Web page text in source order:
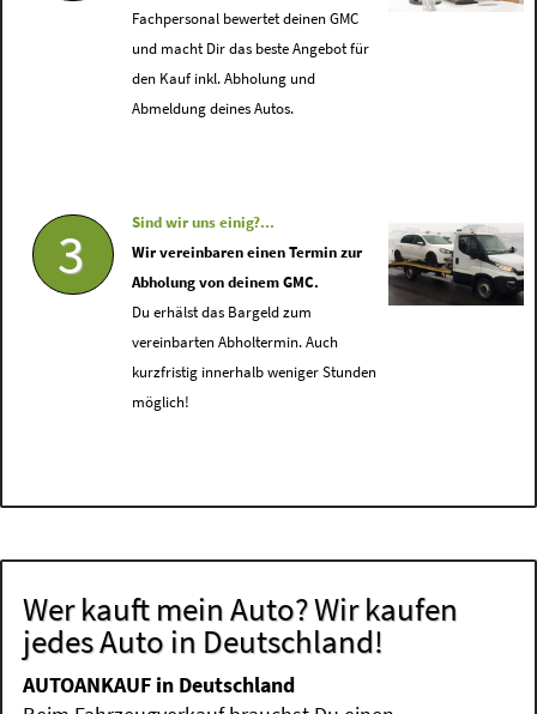
Fachpersonal bewertet deinen GMC
und macht Dir das beste Angebot für
den Kauf inkl. Abholung und
Abmeldung deines Autos.
3
Sind wir uns einig?...
Wir vereinbaren einen Termin zur
Abholung von deinem GMC.
Du erhälst das Bargeld zum
vereinbarten Abholtermin. Auch
kurzfristig innerhalb weniger Stunden
möglich!
Wer kauft mein Auto? Wir kaufen
jedes Auto in Deutschland!
AUTOANKAUF in Deutschland